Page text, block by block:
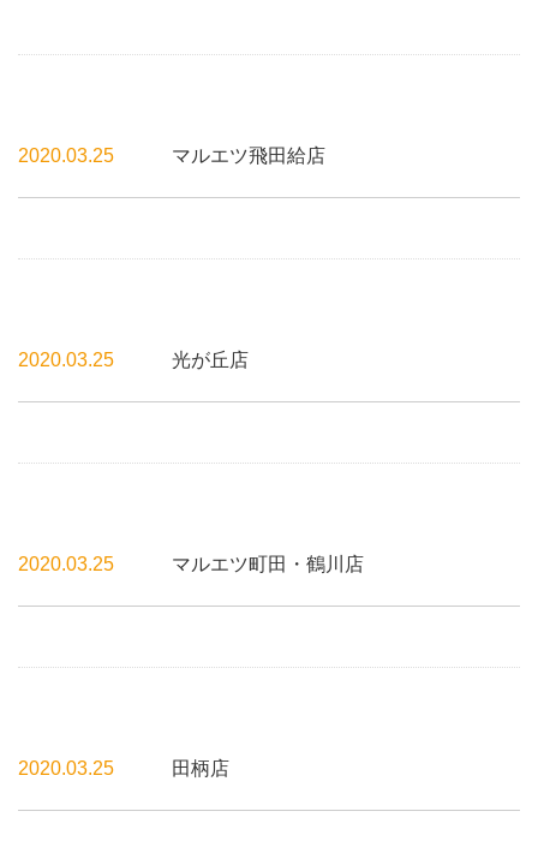
2020.03.25 マルエツ飛田給店
2020.03.25 光が丘店
2020.03.25 マルエツ町田・鶴川店
2020.03.25 田柄店